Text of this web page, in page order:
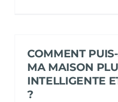
COMMENT
MA MAISON
INTELLIGENTE
?